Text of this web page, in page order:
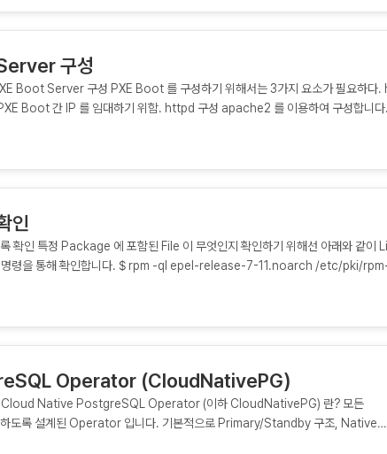
구성
Server 구성 PXE Boot 를 구성하기 위해서는 3가지 요소가 필요하다
Boot 간 IP 를 임대하기 위함. httpd 구성 apache2 를 이용하여 구성합니
Install apache2 아래 명령을 이용하여 설치를 진행합니다. $ sudo apt
가합니다. $ cd /var/www/html/ $ sudo...
인
특정 Package 에 포함된 File 이 무엇인지 확인하기 위해선 아래와 같이
명령을 통해 확인합니다. $ rpm -ql epel-release-7-11.noarch /etc/pki/
/etc/yum.repos.d/epel.repo /usr/lib/systemd/system-
epel-release-7/GPL 위와 같이 epel-release package 에 포함된 파일
. $ dpkg -L tmux /. /usr /usr/bin /usr/bin/tmux /usr/share /usr/share/doc
/usr/share/doc/tmux/README
Operator (CloudNativePG)
Native PostgreSQL Operator (이하 CloudNativePG) 란? 모든
록 설계된 Operator 입니다. 기본적으로 Primary/Standby 구조, Native
생성/관리 됩니다. Install CloudNativePG Manifest 를 이용한 설치 (